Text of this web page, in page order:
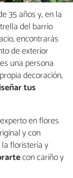
35 años y, en la
del barrio
encontrarás
de exterior
una persona
decoración,
tus
en flores
y con
floristería y
con cariño y